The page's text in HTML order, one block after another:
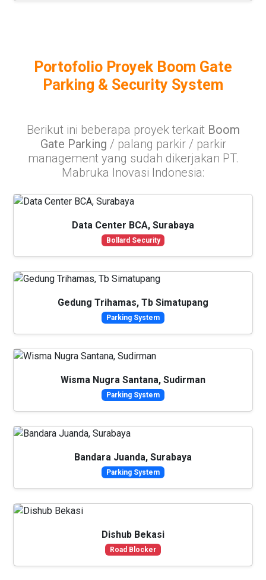
Portofolio Proyek Boom Gate
Parking & Security System
Berikut ini beberapa proyek terkait Boom
Gate Parking / palang parkir / parkir
management yang sudah dikerjakan PT.
Mabruka Inovasi Indonesia:
Data Center BCA, Surabaya
Bollard Security
Gedung Trihamas, Tb Simatupang
Parking System
Wisma Nugra Santana, Sudirman
Parking System
Bandara Juanda, Surabaya
Parking System
Dishub Bekasi
Road Blocker